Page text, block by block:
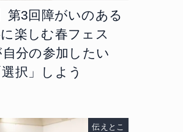
第3回障がいのある
楽しむ春フェス
分の参加したい
択」しよう
伝えとこ